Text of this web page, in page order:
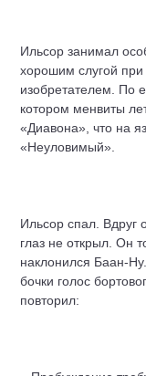
Ильсор занимал
хорошим слугой
изобретателем. По
котором менвиты
«Диавона», что на
«Неуловимый».
Ильсор спал. Вдруг
глаз не открыл. Он
наклонился Баан-
бочки голос
повторил: